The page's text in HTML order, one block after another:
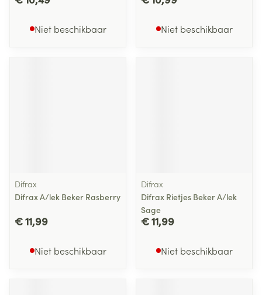
Niet beschikbaar Niet beschikbaar
Difrax
Difrax A/lek Beker Rasberry
€ 11,99
Niet beschikbaar
Difrax
Difrax Rietjes Beker A/lek
Sage
€ 11,99
Niet beschikbaar